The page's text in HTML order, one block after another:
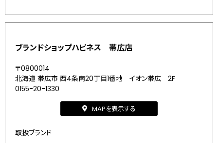
ブランドショップハピネス 帯広店
〒0800014
北海道 帯広市 西4条南20丁目1番地 イオン帯広 2F
0155-20-1330
MAPを表示する
取扱ブランド